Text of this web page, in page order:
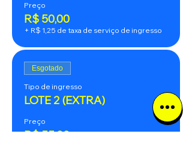
Preço
R$ 50,00
+ R$ 1,25 de taxa de serviço de ingresso
Esgotado
Tipo de ingresso
LOTE 2 (EXTRA)
Preço
R$ 55,00